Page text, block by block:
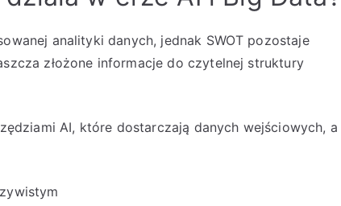
analityki danych, jednak SWOT pozostaje
złożone informacje do czytelnej struktury
AI, które dostarczają danych wejściowych, a